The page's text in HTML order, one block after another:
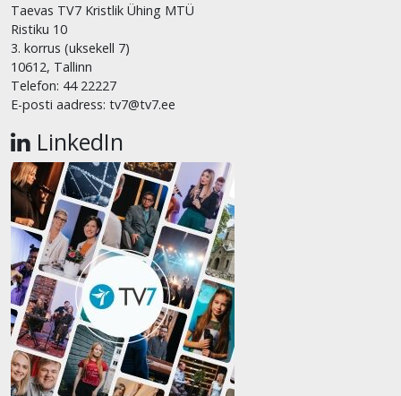
Taevas TV7 Kristlik Ühing MTÜ
Ristiku 10
3. korrus (uksekell 7)
10612, Tallinn
Telefon: 44 22227
E-posti aadress: tv7@tv7.ee
LinkedIn